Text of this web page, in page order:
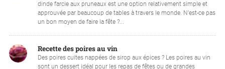
dinde farcie aux pruneaux est une option relativement simple et
approuvée par beaucoup de tables à travers le monde. N’est-ce pas
un bon moyen de faire la fête ?...
Recette des poires au vin
Des poires cuites nappées de sirop aux épices ? Les poires au vin
sont un dessert idéal pour les repas de fêtes ou de grandes